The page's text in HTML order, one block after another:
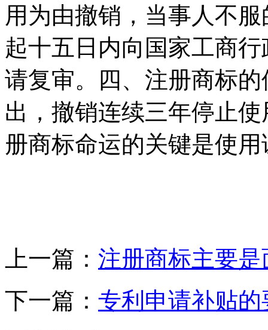
用为由撤销，当事人不
起十五日内向国家工商
请复审。四、注册商标
出，撤销连续三年停止
册商标命运的关键是使
上一篇： 注册商标主要
下一篇： 专利申请补贴